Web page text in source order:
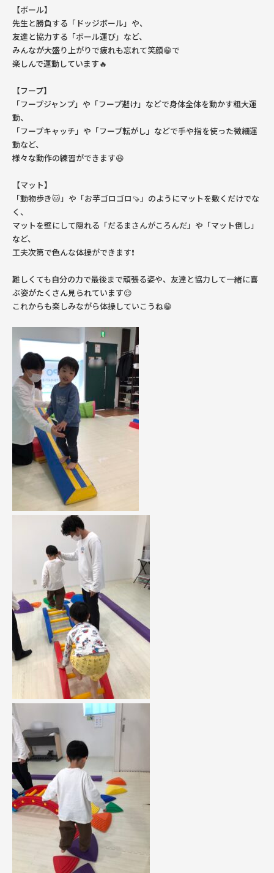
【ボール】
先生と勝負する「ドッジボール」や、
友達と協力する「ボール運び」など、
みんなが大盛り上がりで疲れも忘れて笑顔😁で
楽しんで運動しています🔥
【フープ】
「フープジャンプ」や「フープ避け」などで身体全体を動かす粗大運
動、
「フープキャッチ」や「フープ転がし」などで手や指を使った微細運
動など、
様々な動作の練習ができます😆
【マット】
「動物歩き🐱」や「お芋ゴロゴロ🍠」のようにマットを敷くだけでな
く、
マットを壁にして隠れる「だるまさんがころんだ」や「マット倒し」
など、
工夫次第で色んな体操ができます❗
難しくても自分の力で最後まで頑張る姿や、友達と協力して一緒に喜
ぶ姿がたくさん見られています😌
これからも楽しみながら体操していこうね😁